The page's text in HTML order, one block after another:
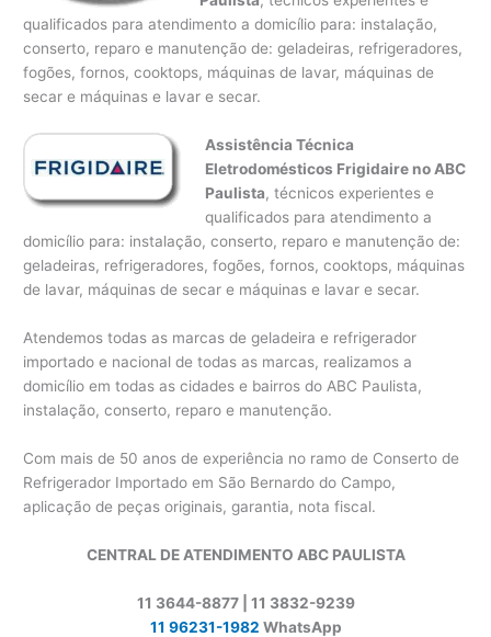
qualificados para atendimento a domicílio para: instalação,
conserto, reparo e manutenção de: geladeiras, refrigeradores,
fogões, fornos, cooktops, máquinas de lavar, máquinas de
secar e máquinas e lavar e secar.
Assistência Técnica
Eletrodomésticos Frigidaire no ABC
Paulista, técnicos experientes e
qualificados para atendimento a
domicílio para: instalação, conserto, reparo e manutenção de:
geladeiras, refrigeradores, fogões, fornos, cooktops, máquinas
de lavar, máquinas de secar e máquinas e lavar e secar.
Atendemos todas as marcas de geladeira e refrigerador
importado e nacional de todas as marcas, realizamos a
domicílio em todas as cidades e bairros do ABC Paulista,
instalação, conserto, reparo e manutenção.
Com mais de 50 anos de experiência no ramo de Conserto de
Refrigerador Importado em São Bernardo do Campo,
aplicação de peças originais, garantia, nota fiscal.
CENTRAL DE ATENDIMENTO ABC PAULISTA
11 3644-8877 | 11 3832-9239
11 96231-1982 WhatsApp